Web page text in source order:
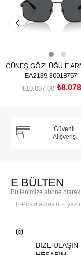
GÜNEŞ GÖZLÜĞÜ
EA2139 30018757
₺10.097,00
Güvenli
Alışveriş
E BÜLTEN
Bültenimize abone
BIZE ULAŞIN